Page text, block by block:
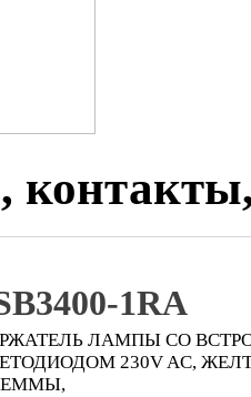
1RA
ЛАМПЫ СО
230V AC,